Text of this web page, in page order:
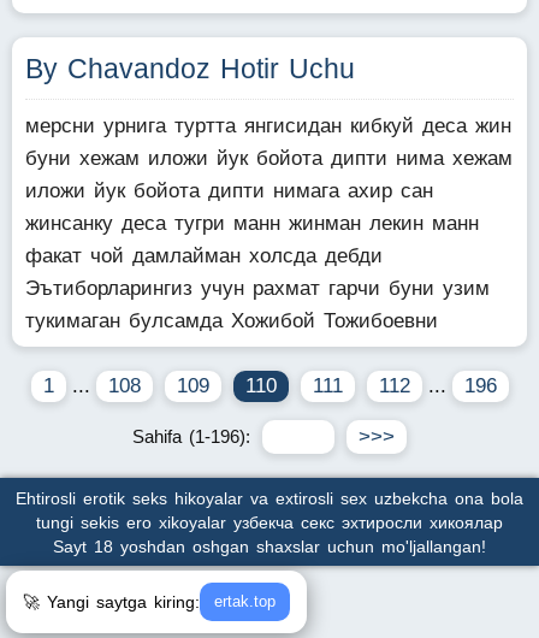
By Chavandoz Hotir Uchu
мерсни урнига туртта янгисидан кибкуй деса жин
буни хежам иложи йук бойота дипти нима хежам
иложи йук бойота дипти нимага ахир сан
жинсанку деса тугри манн жинман лекин манн
факат чой дамлайман холсда дебди
Эътиборларингиз учун рахмат гарчи буни узим
тукимаган булсамда Хожибой Тожибоевни
1 ... 108 109 110 111 112 ... 196
Sahifa (1-196):
Ehtirosli erotik seks hikoyalar va extirosli sex uzbekcha ona bola
tungi sekis ero xikoyalar узбекча секс эхтиросли хикоялар
Sayt 18 yoshdan oshgan shaxslar uchun mo'ljallangan!
🚀 Yangi saytga kiring: ertak.top